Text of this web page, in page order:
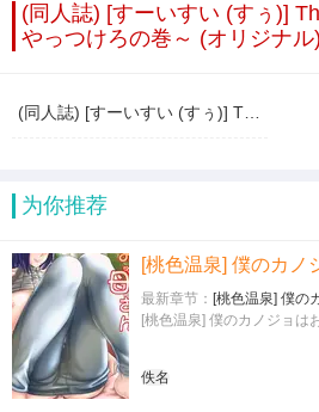
(同人誌) [すーいすい (すぅ)]
やっつけろの巻～ (オリジナ
为你推荐
[桃色温泉] 僕のカノ
最新章节： [桃色温泉] 僕の
[桃色温泉] 僕のカノジョは
佚名